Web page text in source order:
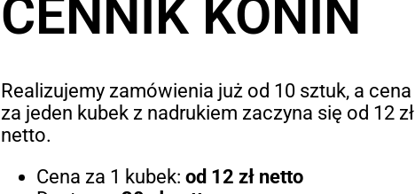
CENNIK KONIN
Realizujemy zamówienia już od 10 sztuk, a cena
za jeden kubek z nadrukiem zaczyna się od 12 zł
netto.
Cena za 1 kubek:od 12 zł netto